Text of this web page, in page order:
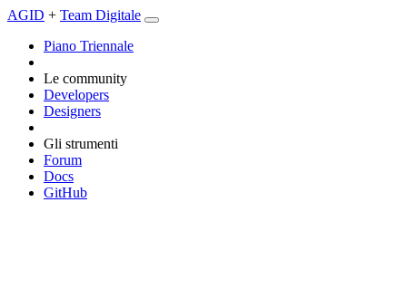
AGID + Team Digitale
Piano Triennale
Le community
Developers
Designers
Gli strumenti
Forum
Docs
GitHub